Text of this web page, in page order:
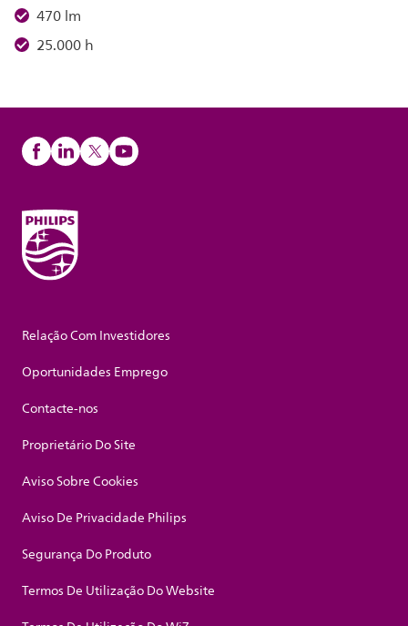
470 lm
25.000 h
Relação Com Investidores
Oportunidades Emprego
Contacte-nos
Proprietário Do Site
Aviso Sobre Cookies
Aviso De Privacidade Philips
Segurança Do Produto
Termos De Utilização Do Website